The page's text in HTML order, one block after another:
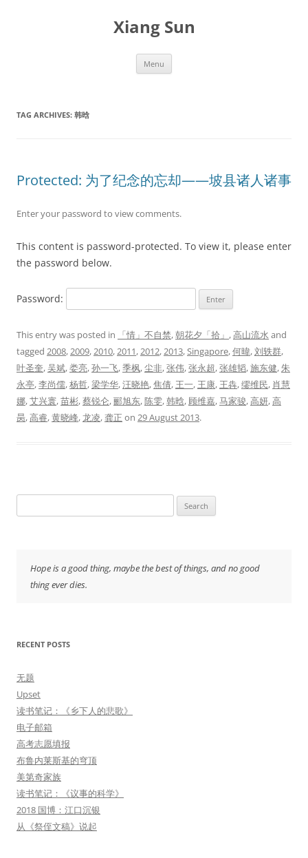
Xiang Sun
Menu
TAG ARCHIVES: 韩晗
Protected: 为了纪念的忘却——坡县诸人诸事
Enter your password to view comments.
This content is password-protected. To view it, please enter
the password below.
Password:
This entry was posted in 「情」不自禁,朝花夕「拾」 ,高山流水 and
tagged 2008,2009,2010,2011,2012,2013,Singapore,何暐,刘轶群,
叶圣奎,吴斌,娄亮,孙一飞,季枫,尘非,张伟,张永超,张雄韬,施东健,朱
永亭,李尚儒,杨哲,梁学华,汪晓艳,焦倩, 王一, 王康, 王犇,缪维民, 肖慧
娜,艾兴寰,苗彬,蔡锐仑,郦旭东,陈雯,韩晗, 顾维嘉,马家骏,高妍,高
昺,高睿,黄晓峰,龙凌,龚正 on 29 August 2013.
for:
Hope is a good thing, maybe the best of things, and no good
thing ever dies.
RECENT POSTS
无题
Upset
读书笔记：《乡下人的悲歌》
电子邮箱
高考志愿填报
布鲁内莱斯基的穹顶
美第奇家族
读书笔记：《议事的科学》
2018 国博：江口沉银
从《祭侄文稿》说起